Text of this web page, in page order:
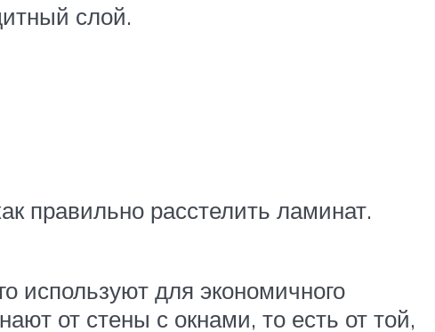
слой.
правильно расстелить ламинат.
используют для экономичного
от стены с окнами, то есть от той,